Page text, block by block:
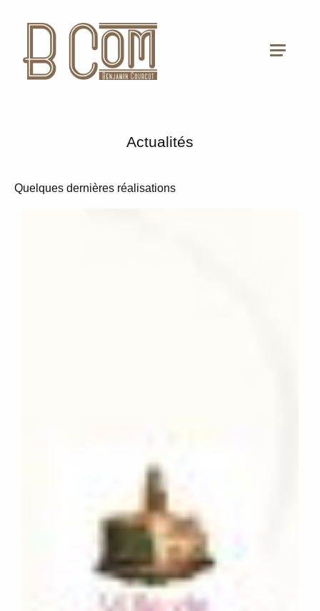
Actualités
Quelques dernières réalisations